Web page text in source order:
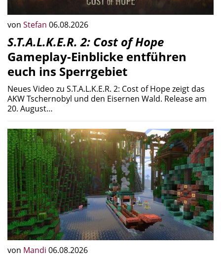
von Stefan 06.08.2026
S.T.A.L.K.E.R. 2: Cost of Hope
Gameplay-Einblicke entführen
euch ins Sperrgebiet
Neues Video zu S.T.A.L.K.E.R. 2: Cost of Hope zeigt das
AKW Tschernobyl und den Eisernen Wald. Release am
20. August…
von Mandi 06.08.2026